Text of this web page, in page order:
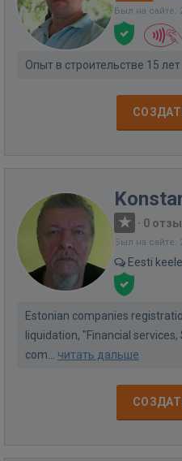
Был на сайте:
Опыт в строительстве 15 лет
· 0
Был на сайте:
Eesti
Estonian companies
liquidation, "Financial
com... читать дальше